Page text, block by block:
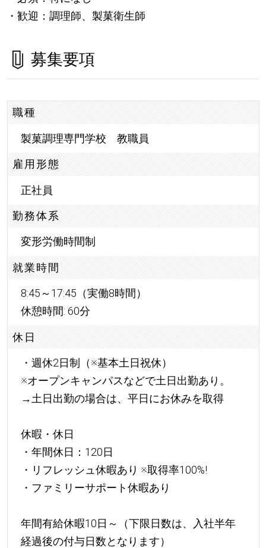
・歓迎：調理師、製菓衛生師
募集要項
職種
製菓調理専門学校 教職員
雇用形態
正社員
勤務体系
変形労働時間制
就業時間
8:45～17:45（実働8時間）
休憩時間: 60分
休日
・週休2日制（※基本土日祝休）
※オープンキャンパスなどで土日出勤あり。
→土日出勤の場合は、平日にお休みを取得
休暇・休日
・年間休日：120日
・リフレッシュ休暇あり ※取得率100%!
・ファミリーサポート休暇あり
年間有給休暇10日～（下限日数は、入社半年
経過後の付与日数となります）